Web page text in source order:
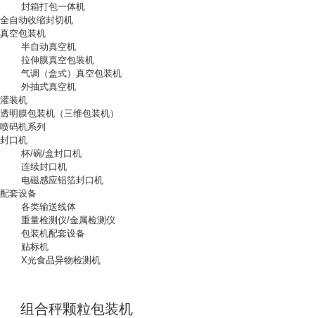
封箱打包一体机
全自动收缩封切机
真空包装机
半自动真空机
拉伸膜真空包装机
气调（盒式）真空包装机
外抽式真空机
灌装机
透明膜包装机（三维包装机）
喷码机系列
封口机
杯/碗/盒封口机
连续封口机
电磁感应铝箔封口机
配套设备
各类输送线体
重量检测仪/金属检测仪
包装机配套设备
贴标机
X光食品异物检测机
组合秤颗粒包装机